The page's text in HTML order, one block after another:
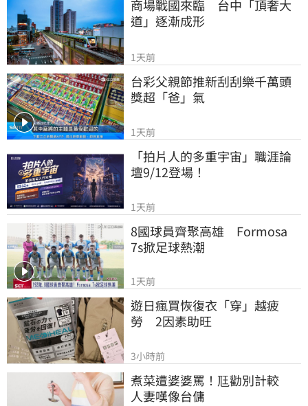
商場戰國來臨　台中「頂奢大
道」逐漸成形
1天前
台彩父親節推新刮刮樂千萬頭
獎超「爸」氣
1天前
「拍片人的多重宇宙」職涯論
壇9/12登場！
1天前
8國球員齊聚高雄　Formosa
7s掀足球熱潮
1天前
遊日瘋買恢復衣「穿」越疲
勞　2因素助旺
3小時前
煮菜遭婆婆罵！尫勸別計較
人妻嘆像台傭